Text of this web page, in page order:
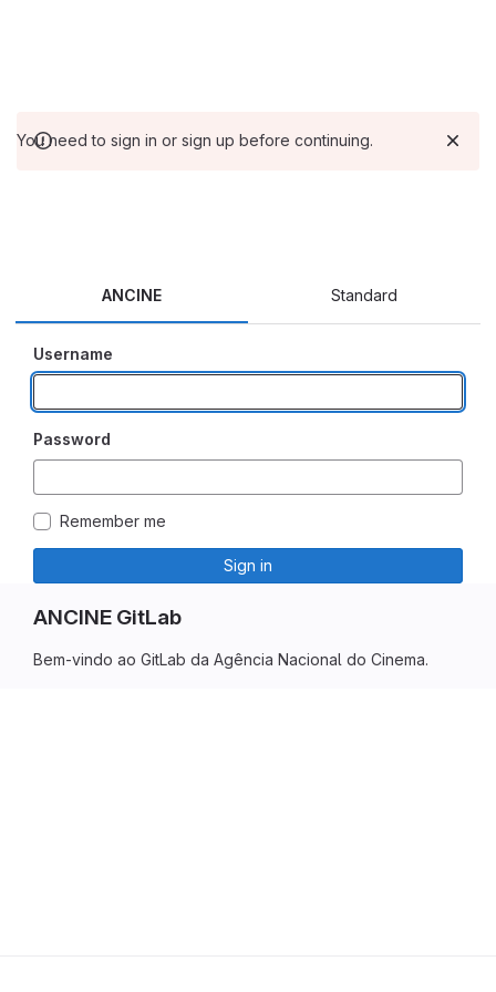
You need to sign in or sign up before continuing.
ANCINE GitLab
Bem-vindo ao GitLab da Agência Nacional do Cinema.
ANCINE Standard
Username
Password
Remember me
Sign in